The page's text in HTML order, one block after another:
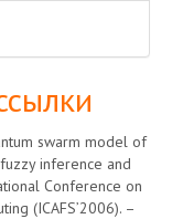
swarm model of
inference and
Conference on
(ICAFS’2006). –